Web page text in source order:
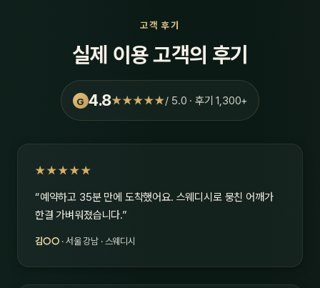
고객 후기
실제 이용 고객의 후기
G 4.8★★★★★/ 5.0 · 후기 1,300+
★★★★★
“예약하고 35분 만에 도착했어요. 스웨디시로 뭉친 어깨가
한결 가벼워졌습니다.”
김○○ · 서울 강남 · 스웨디시